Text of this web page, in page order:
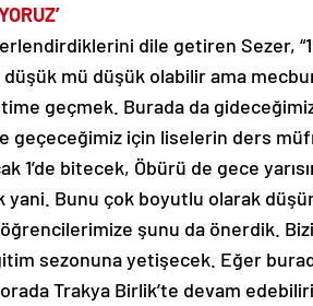
dile getiren Sezer,
mü düşük olabilir ama
geçmek. Burada da
geçeceğimiz için liselerin ders
1’de bitecek, Öbürü de gece
yani. Bunu çok boyutlu olarak
şunu da önerdik.
sezonuna yetişecek. Eğer
Trakya Birlik’te devam edebiliriz